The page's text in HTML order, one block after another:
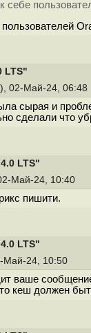
LTS"
02-Май-24, 06:48
сырая и
сделали что
LTS"
Май-24, 10:40
пишити.
LTS"
Май-24, 10:50
ваше
кеш должен